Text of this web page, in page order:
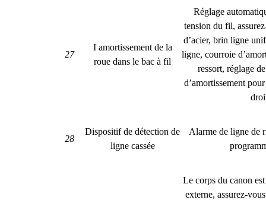
27
I amortissement de la
roue dans le bac à fil
Réglage
tension du fil,
d’acier, brin ligne
ligne, courroie
ressort, réglage
d’amortissement
28
Dispositif de détection de
ligne cassée
Alarme de ligne de
Le corps du canon
externe, assurez-